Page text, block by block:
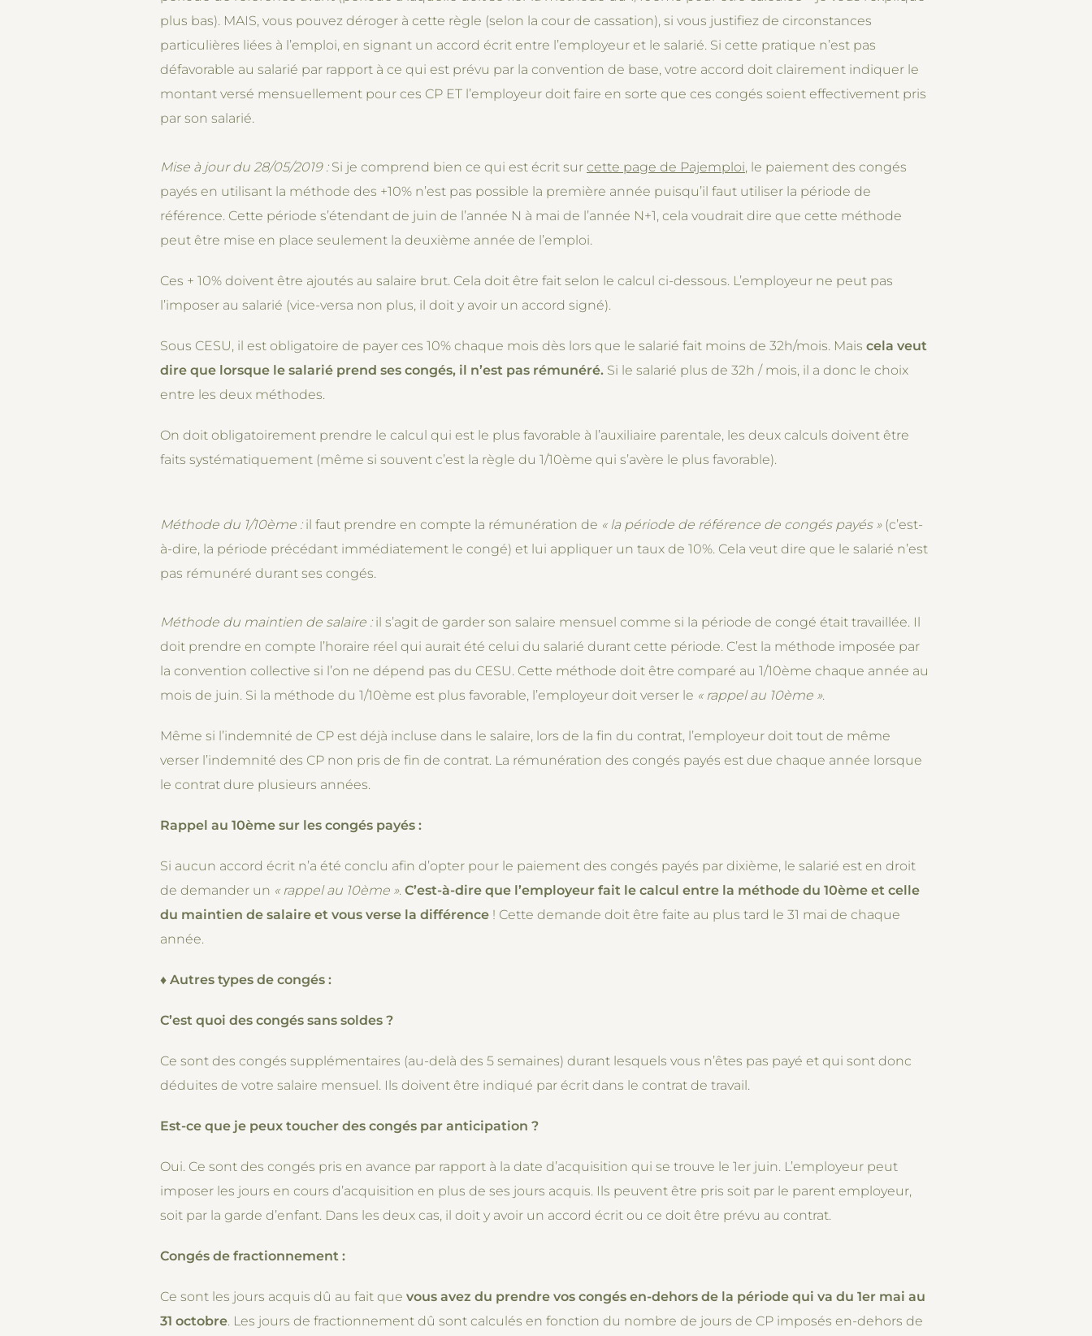
plus bas). MAIS, vous pouvez déroger à cette règle (selon la cour de cassation), si vous justifiez de circonstances
particulières liées à l’emploi, en signant un accord écrit entre l’employeur et le salarié. Si cette pratique n’est pas
défavorable au salarié par rapport à ce qui est prévu par la convention de base, votre accord doit clairement indiquer le
montant versé mensuellement pour ces CP ET l’employeur doit faire en sorte que ces congés soient effectivement pris
par son salarié.
Mise à jour du 28/05/2019 :Si je comprend bien ce qui est écrit sur cette page de Pajemploi, le paiement des congés
payés en utilisant la méthode des +10% n’est pas possible la première année puisqu’il faut utiliser la période de
référence. Cette période s’étendant de juin de l’année N à mai de l’année N+1, cela voudrait dire que cette méthode
peut être mise en place seulement la deuxième année de l’emploi.
Ces + 10% doivent être ajoutés au salaire brut. Cela doit être fait selon le calcul ci-dessous. L’employeur ne peut pas
l’imposer au salarié (vice-versa non plus, il doit y avoir un accord signé).
Sous CESU, il est obligatoire de payer ces 10% chaque mois dès lors que le salarié fait moins de 32h/mois. Mais cela veut
dire que lorsque le salarié prend ses congés, il n’est pas rémunéré. Si le salarié plus de 32h / mois, il a donc le choix
entre les deux méthodes.
On doit obligatoirement prendre le calcul qui est le plus favorable à l’auxiliaire parentale, les deux calculs doivent être
faits systématiquement (même si souvent c’est la règle du 1/10ème qui s’avère le plus favorable).
Méthode du 1/10ème :il faut prendre en compte la rémunération de « la période de référence de congés payés »(c’est-
à-dire, la période précédant immédiatement le congé) et lui appliquer un taux de 10%. Cela veut dire que le salarié n’est
pas rémunéré durant ses congés.
Méthode du maintien de salaire :il s’agit de garder son salaire mensuel comme si la période de congé était travaillée. Il
doit prendre en compte l’horaire réel qui aurait été celui du salarié durant cette période. C’est la méthode imposée par
la convention collective si l’on ne dépend pas du CESU. Cette méthode doit être comparé au 1/10ème chaque année au
mois de juin. Si la méthode du 1/10ème est plus favorable, l’employeur doit verser le « rappel au 10ème ».
Même si l’indemnité de CP est déjà incluse dans le salaire, lors de la fin du contrat, l’employeur doit tout de même
verser l’indemnité des CP non pris de fin de contrat. La rémunération des congés payés est due chaque année lorsque
le contrat dure plusieurs années.
Rappel au 10ème sur les congés payés :
Si aucun accord écrit n’a été conclu afin d’opter pour le paiement des congés payés par dixième, le salarié est en droit
de demander un « rappel au 10ème ». C’est-à-dire que l’employeur fait le calcul entre la méthode du 10ème et celle
du maintien de salaire et vous verse la différence ! Cette demande doit être faite au plus tard le 31 mai de chaque
année.
♦ Autres types de congés :
C’est quoi des congés sans soldes ?
Ce sont des congés supplémentaires (au-delà des 5 semaines) durant lesquels vous n’êtes pas payé et qui sont donc
déduites de votre salaire mensuel. Ils doivent être indiqué par écrit dans le contrat de travail.
Est-ce que je peux toucher des congés par anticipation ?
Oui. Ce sont des congés pris en avance par rapport à la date d’acquisition qui se trouve le 1er juin. L’employeur peut
imposer les jours en cours d’acquisition en plus de ses jours acquis. Ils peuvent être pris soit par le parent employeur,
soit par la garde d’enfant. Dans les deux cas, il doit y avoir un accord écrit ou ce doit être prévu au contrat.
Congés de fractionnement :
Ce sont les jours acquis dû au fait que vous avez du prendre vos congés en-dehors de la période qui va du 1er mai au
31 octobre. Les jours de fractionnement dû sont calculés en fonction du nombre de jours de CP imposés en-dehors de